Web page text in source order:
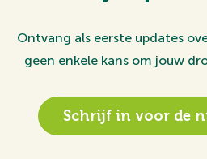
Ontvang als eerste updates
geen enkele kans om jouw
Schrijf in voor de